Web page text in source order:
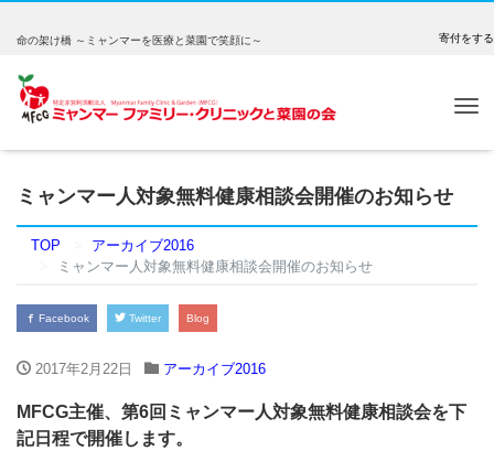
寄付をする
命の架け橋 ～ミャンマーを医療と菜園で笑顔に～
ミャンマー人対象無料健康相談会開催のお知らせ
TOP
アーカイブ2016
ミャンマー人対象無料健康相談会開催のお知らせ
Facebook Twitter Blog
2017年2月22日 アーカイブ2016
MFCG主催、第6回ミャンマー人対象無料健康相談会を下
記日程で開催します。